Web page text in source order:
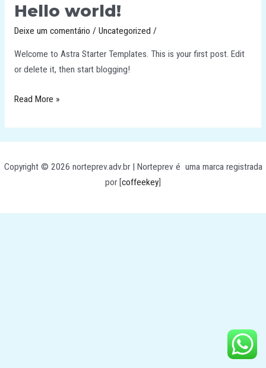
Hello world!
Deixe um comentário / Uncategorized /
Welcome to Astra Starter Templates. This is your first post. Edit
or delete it, then start blogging!
Hello
Read More »
Copyright © 2026 norteprev.adv.br | Norteprev é uma marca registrada
por [coffeekey]